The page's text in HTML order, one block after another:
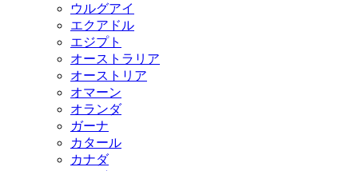
ウルグアイ
エクアドル
エジプト
オーストラリア
オーストリア
オマーン
オランダ
ガーナ
カタール
カナダ